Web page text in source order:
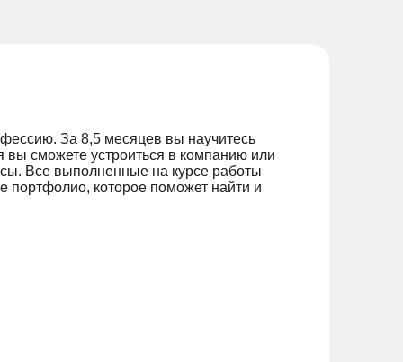
За 8,5 месяцев вы научитесь
вы сможете устроиться в компанию или
Все выполненные на курсе работы
портфолио, которое поможет найти и